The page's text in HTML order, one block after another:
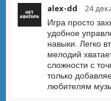
alex-dd 24
Игра просто
удобное
навыки. Легко
мелодий
сложности с
только
любителям